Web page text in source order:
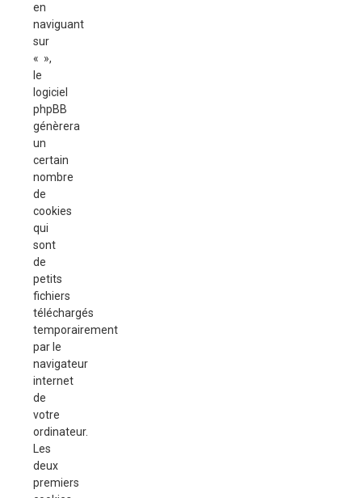
en
naviguant
sur
« »,
le
logiciel
phpBB
génèrera
un
certain
nombre
de
cookies
qui
sont
de
petits
fichiers
téléchargés
temporairement
par le
navigateur
internet
de
votre
ordinateur.
Les
deux
premiers